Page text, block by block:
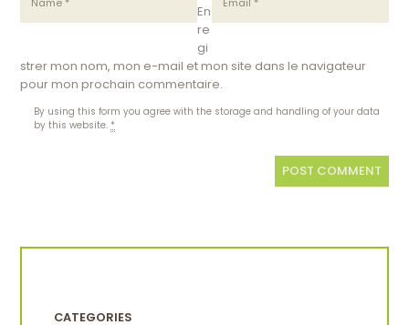
En
re
gi
strer mon nom, mon e-mail et mon site dans le navigateur
pour mon prochain commentaire.
By using this form you agree with the storage and handling of your data
by this website. *
CATEGORIES